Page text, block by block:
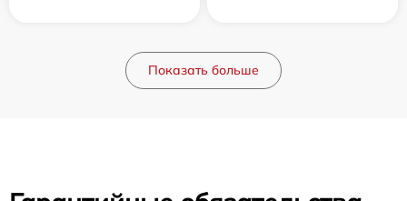
Показать больше